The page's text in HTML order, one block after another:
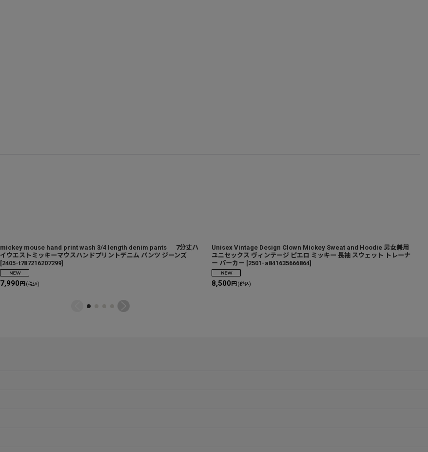
mickey mouse hand print wash 3/4 length denim pants 7分丈ハ
イウエストミッキーマウスハンドプリントデニム パンツ ジーンズ
[2405-t787216207299]
7,990 円 (税込)
Unisex Vintage Design Clown Mickey Sweat and Hoodie 男女兼用
ユニセックス ヴィンテージ ピエロ ミッキー 長袖 スウェット トレーナ
ー パーカー [2501-a841635666864]
8,500 円 (税込)